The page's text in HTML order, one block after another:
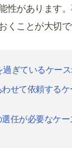
性があります
くことが大切で
ぎているケー
せて依頼するケ
任が必要なケ